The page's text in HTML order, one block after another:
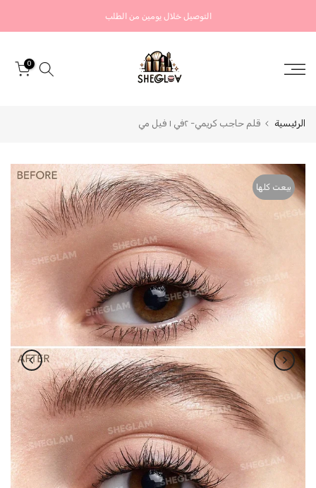
إلى
التوصيل خلال يومين من الطلب
0
الرئيسية قلم حاجب كريمي- ٢في ١ فيل مي
بيعت كلها